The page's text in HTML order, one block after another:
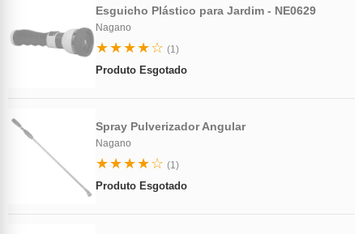
Esguicho Plástico para Jardim - NE0629
Nagano
★★★★☆ (1)
Produto Esgotado
Spray Pulverizador Angular
Nagano
★★★★☆ (1)
Produto Esgotado